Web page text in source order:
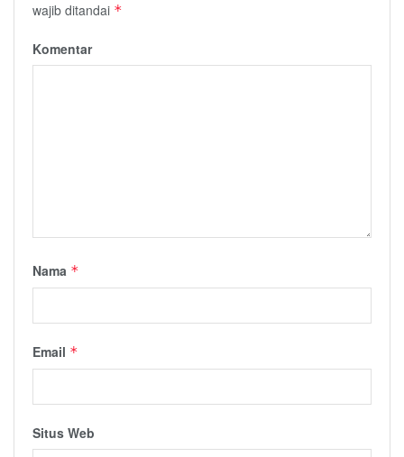
wajib ditandai *
Komentar
Nama *
Email *
Situs Web